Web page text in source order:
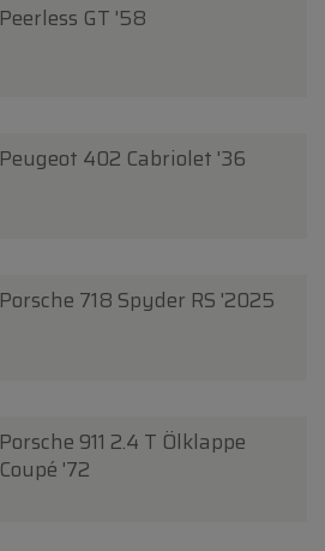
Peerless GT '58
Peugeot 402 Cabriolet '36
Porsche 718 Spyder RS '2025
Porsche 911 2.4 T Ölklappe
Coupé '72